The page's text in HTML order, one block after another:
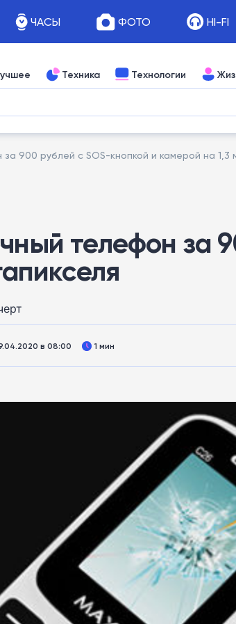
ЧАСЫ ФОТО HI-FI
Техника Технологии
900 рублей с SOS-кнопкой и камерой на 1,3
телефон за
в 08:00 1 мин